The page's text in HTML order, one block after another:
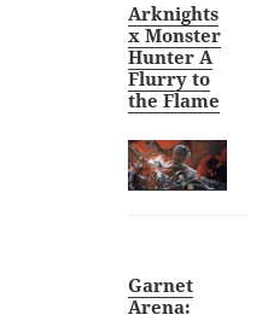
Arknights
x Monster
Hunter A
Flurry to
the Flame
Garnet
Arena: